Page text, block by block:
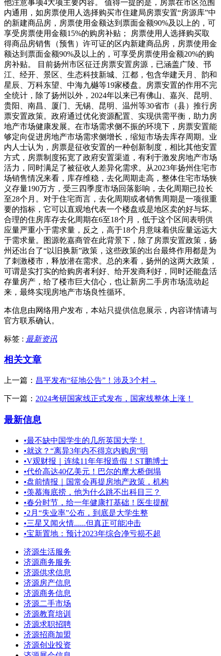
他注意事项4大项主要内容。 值得一提的是，房票在市区范围
内通用，如房票使用人选择购买市住建局房票安置“房源库”中
的新建商品房，房票使用金额达到票面金额90%及以上的，可
享受房票使用金额15%的购房补贴； 房票使用人选择购买取
得商品房销售（预售）许可证的区内新建商品房，房票使用金
额达到票面金额90%及以上的，可享受房票使用金额20%的购
房补贴。 目前扬州市区征迁房票安置房源，已涵盖广陵、邗
江、经开、景区、生态科技新城、江都，包含华建天月、韵和
星辰、万科东望、中海九樾等19家楼盘。房票安置的作用不完
全统计，除了扬州以外，2024年以来已有佛山、嘉兴、昆明、
贵阳、南昌、厦门、无锡、昆明、温州等30省市（县）推行房
票安置政策。政府通过优化资源配置、实现供需平衡，助力房
地产市场健康发展。在市场需求侧不振的环境下，房票安置能
够定向促进房地产市场需求侧增长，缩短市场去库存周期。业
内人士认为，房票是征收安置的一种创新制度，相比其他安置
方式，房票制度拓宽了政府安置渠道，有利于激发房地产市场
活力，同时满足了被征收人差异化需求。从2023年扬州住宅市
场销售情况来看，库存维稳，去化周期走高，整体住宅市场狭
义存量190万方，受三四季度市场回落影响，去化周期已拉长
至28个月。对于住宅而言，去化周期或者销售周期是一项很重
要的指标，它可以直观地代表一个楼盘或是地区卖的好与坏。
合理的住房库存去化周期在6至18个月，低于这个区间表明供
应量严重小于需求量，反之，高于18个月意味着供应量远远大
于需求量。图源乾嘉商管在此背景下，除了房票安置政策，扬
州还出台了“以旧换新”政策，这些政策的出台最终作用都是为
了刺激楼市，释放潜在需求。总的来看，扬州的这两大政策，
可谓是实打实的给购房者利好、给开发商利好，同时还能盘活
存量房产，给了楼市巨大信心，也让新房二手房市场流动起
来，最终实现房地产市场良性循环。
本信息由网络用户发布， 本站只提供信息展示，内容详情请与
官方联系确认。
标签 : 最新资讯
相关文章
上一篇： 昌平发布“征地公告”！涉及3个村→
下一篇： 2024考研国家线正式发布，国家线整体上涨！
最新信息
•最不缺中国学生的几所英国大学！
•就这？“离异3年内不得京内购房”明
•V观财报｜连续11年年报造假！ST鹏博士
•代价高达40亿美元！巴尔的摩大桥倒塌
•盘前情报｜国常会再提房地产政策，机构
•羡慕海底捞，他为什么跳不出科目三？
•春分时节，给一年健康打基础！医生提醒
•2月“失业率”公布，到底是大学生整
•三星又闻火情......但真正可能冲击
•宝新置地：预计2023年综合净亏损不超
济源生活服务
济源商务服务
济源供求信息
济源房产信息
济源商务信息
济源二手市场
济源教育培训
济源求职招聘
济源招商加盟
济源创业投资